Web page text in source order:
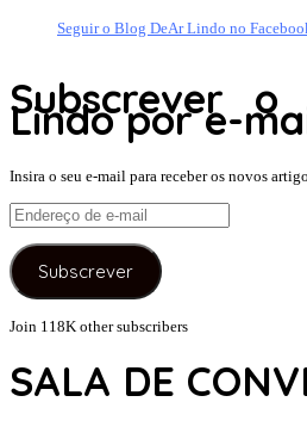
Seguir o Blog DeAr Lindo no
Subscrever o
Lindo por e-
Insira o seu e-mail para receber os novos
Endereço
de
e-
mail
Subscrever
Join 118K other subscribers
SALA DE